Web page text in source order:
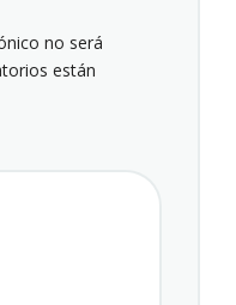
no será
están